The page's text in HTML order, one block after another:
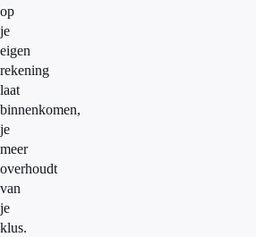
op
je
eigen
rekening
laat
binnenkomen,
je
meer
overhoudt
van
je
klus.